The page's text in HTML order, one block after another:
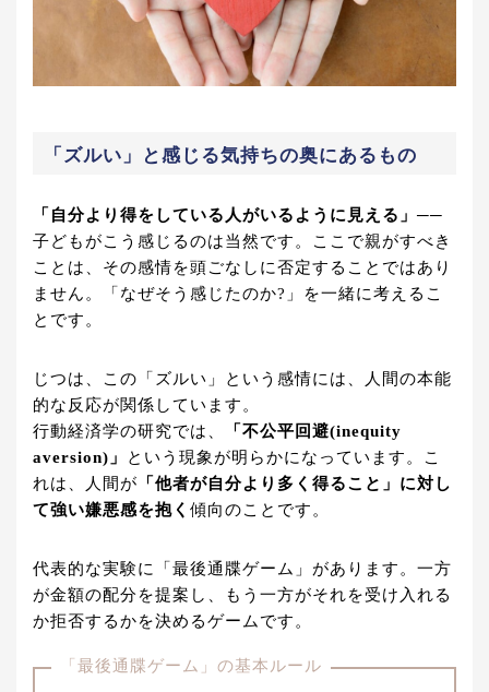
「ズルい」と感じる気持ちの奥にあるもの
「自分より得をしている人がいるように見える」 ──
子どもがこう感じるのは当然です。ここで親がすべき
ことは、その感情を頭ごなしに否定することではあり
ません。「なぜそう感じたのか?」を一緒に考えるこ
とです。
じつは、この「ズルい」という感情には、人間の本能
的な反応が関係しています。
行動経済学の研究では、
「不公平回避(inequity
aversion)」
という現象が明らかになっています。こ
れは、人間が 「他者が自分より多く得ること」に対し
て強い嫌悪感を抱く 傾向のことです。
代表的な実験に「最後通牒ゲーム」があります。一方
が金額の配分を提案し、もう一方がそれを受け入れる
か拒否するかを決めるゲームです。
「最後通牒ゲーム」の基本ルール